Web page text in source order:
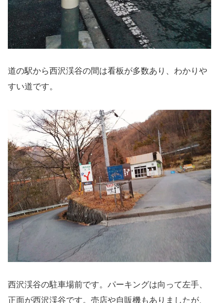
道の駅から西沢渓谷の間は看板が多数あり、わかりや
すい道です。
西沢渓谷の駐車場前です。パーキングは向って左手、
正面が西沢渓谷です。売店や自販機もありましたが、